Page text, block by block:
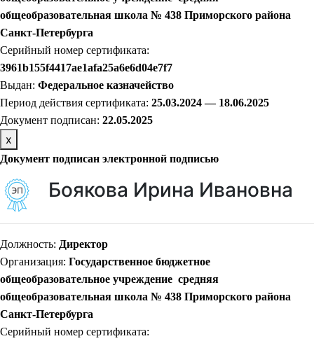
общеобразовательная школа № 438 Приморского района
Санкт-Петербурга
Серийный номер сертификата:
3961b155f4417ae1afa25a6e6d04e7f7
Выдан: Федеральное казначейство
Период действия сертификата: 25.03.2024 — 18.06.2025
Документ подписан: 22.05.2025
х
Документ подписан электронной подписью
Боякова Ирина Ивановна
Должность: Директор
Организация: Государственное бюджетное
общеобразовательное учреждение средняя
общеобразовательная школа № 438 Приморского района
Санкт-Петербурга
Серийный номер сертификата: